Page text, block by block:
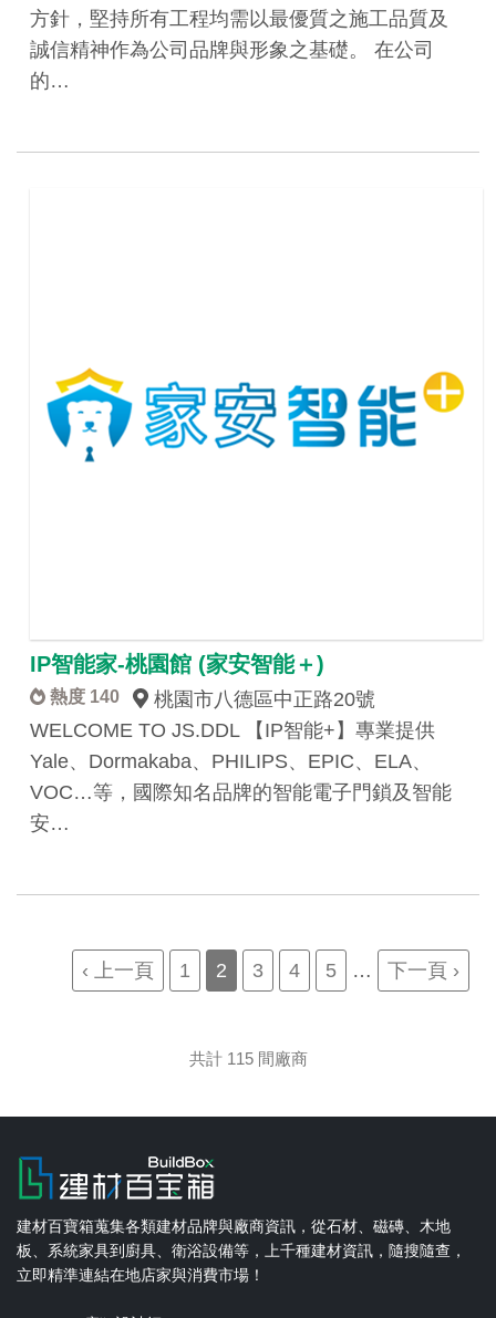
方針，堅持所有工程均需以最優質之施工品質及
誠信精神作為公司品牌與形象之基礎。 在公司
的…
IP智能家-桃園館 (家安智能＋)
熱度 140
桃園市八德區中正路20號
WELCOME TO JS.DDL 【IP智能+】專業提供
Yale、Dormakaba、PHILIPS、EPIC、ELA、
VOC…等，國際知名品牌的智能電子門鎖及智能
安…
Pagination
Previous
‹ 上一頁 Page
1
Current
2 Page
3 Page
4 Page
5 …
Next
下一頁 ›
共計 115 間廠商
建材百寶箱蒐集各類建材品牌與廠商資訊，從石材、磁磚、木地
板、系統家具到廚具、衛浴設備等，上千種建材資訊，隨搜隨查，
立即精準連結在地店家與消費市場！